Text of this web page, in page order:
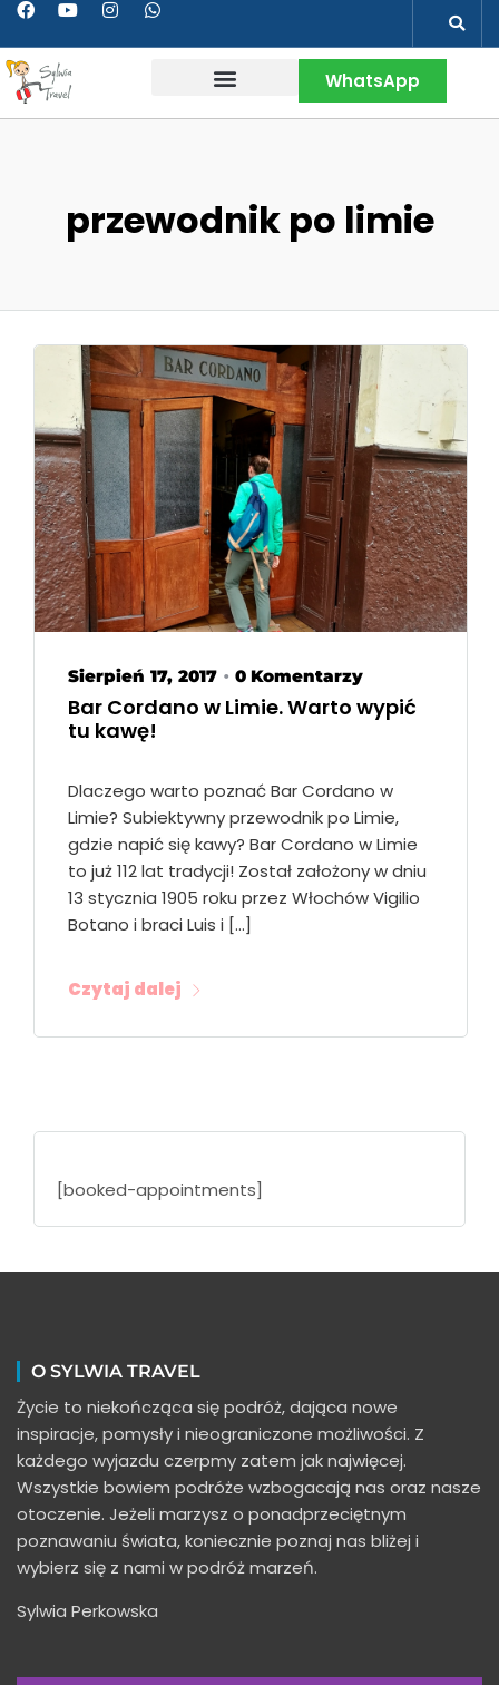
WhatsApp
przewodnik po limie
Sierpień 17, 2017 • 0 Komentarzy
Bar Cordano w Limie. Warto wypić
tu kawę!
Dlaczego warto poznać Bar Cordano w
Limie? Subiektywny przewodnik po Limie,
gdzie napić się kawy? Bar Cordano w Limie
to już 112 lat tradycji! Został założony w dniu
13 stycznia 1905 roku przez Włochów Vigilio
Botano i braci Luis i […]
Czytaj dalej
[booked-appointments]
O SYLWIA TRAVEL
Życie to niekończąca się podróż, dająca nowe
inspiracje, pomysły i nieograniczone możliwości. Z
każdego wyjazdu czerpmy zatem jak najwięcej.
Wszystkie bowiem podróże wzbogacają nas oraz nasze
otoczenie. Jeżeli marzysz o ponadprzeciętnym
poznawaniu świata, koniecznie poznaj nas bliżej i
wybierz się z nami w podróż marzeń.
Sylwia Perkowska